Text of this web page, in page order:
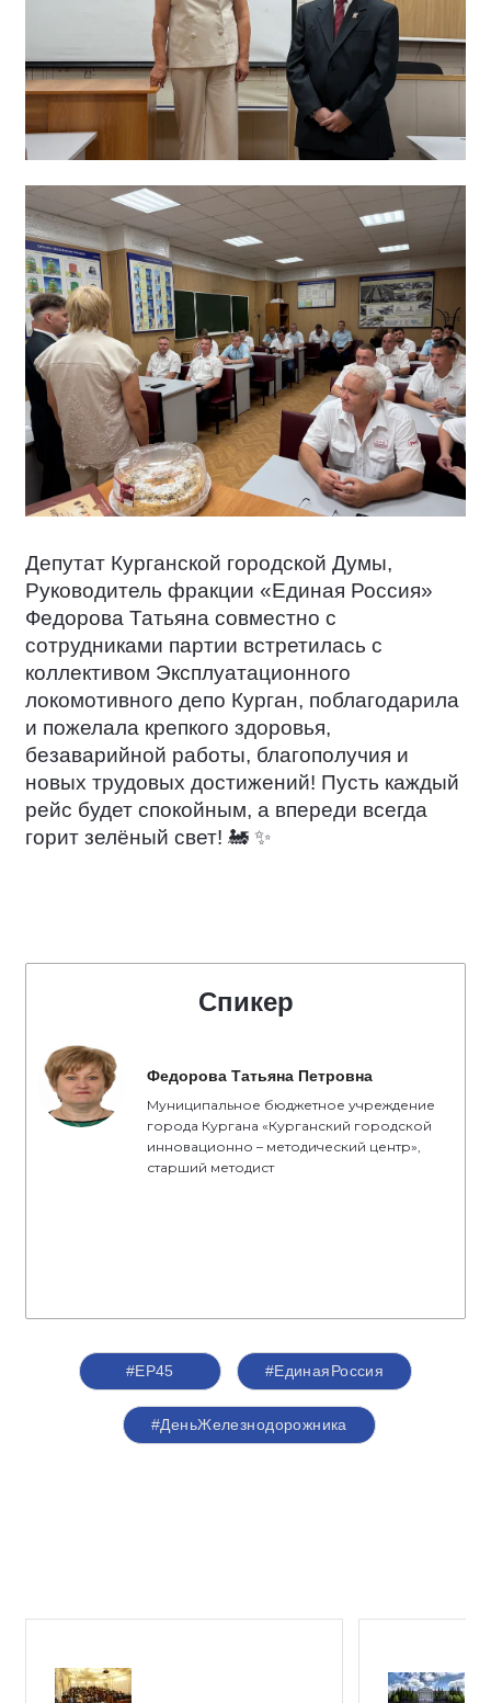
Депутат Курганской городской Думы,
Руководитель фракции «Единая Россия»
Федорова Татьяна совместно с
сотрудниками партии встретилась с
коллективом Эксплуатационного
локомотивного депо Курган, поблагодарила
и пожелала крепкого здоровья,
безаварийной работы, благополучия и
новых трудовых достижений! Пусть каждый
рейс будет спокойным, а впереди всегда
горит зелёный свет! 🚂 ✨
Спикер
Федорова Татьяна Петровна
Муниципальное бюджетное учреждение
города Кургана «Курганский городской
инновационно – методический центр»,
старший методист
#ЕР45 #ЕдинаяРоссия
#ДеньЖелезнодорожника